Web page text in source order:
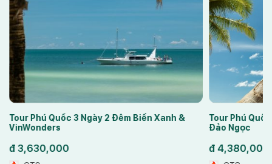
Đêm Biển Xanh &
Tour Phú Quốc 3 Ngày 2 Đêm Trải